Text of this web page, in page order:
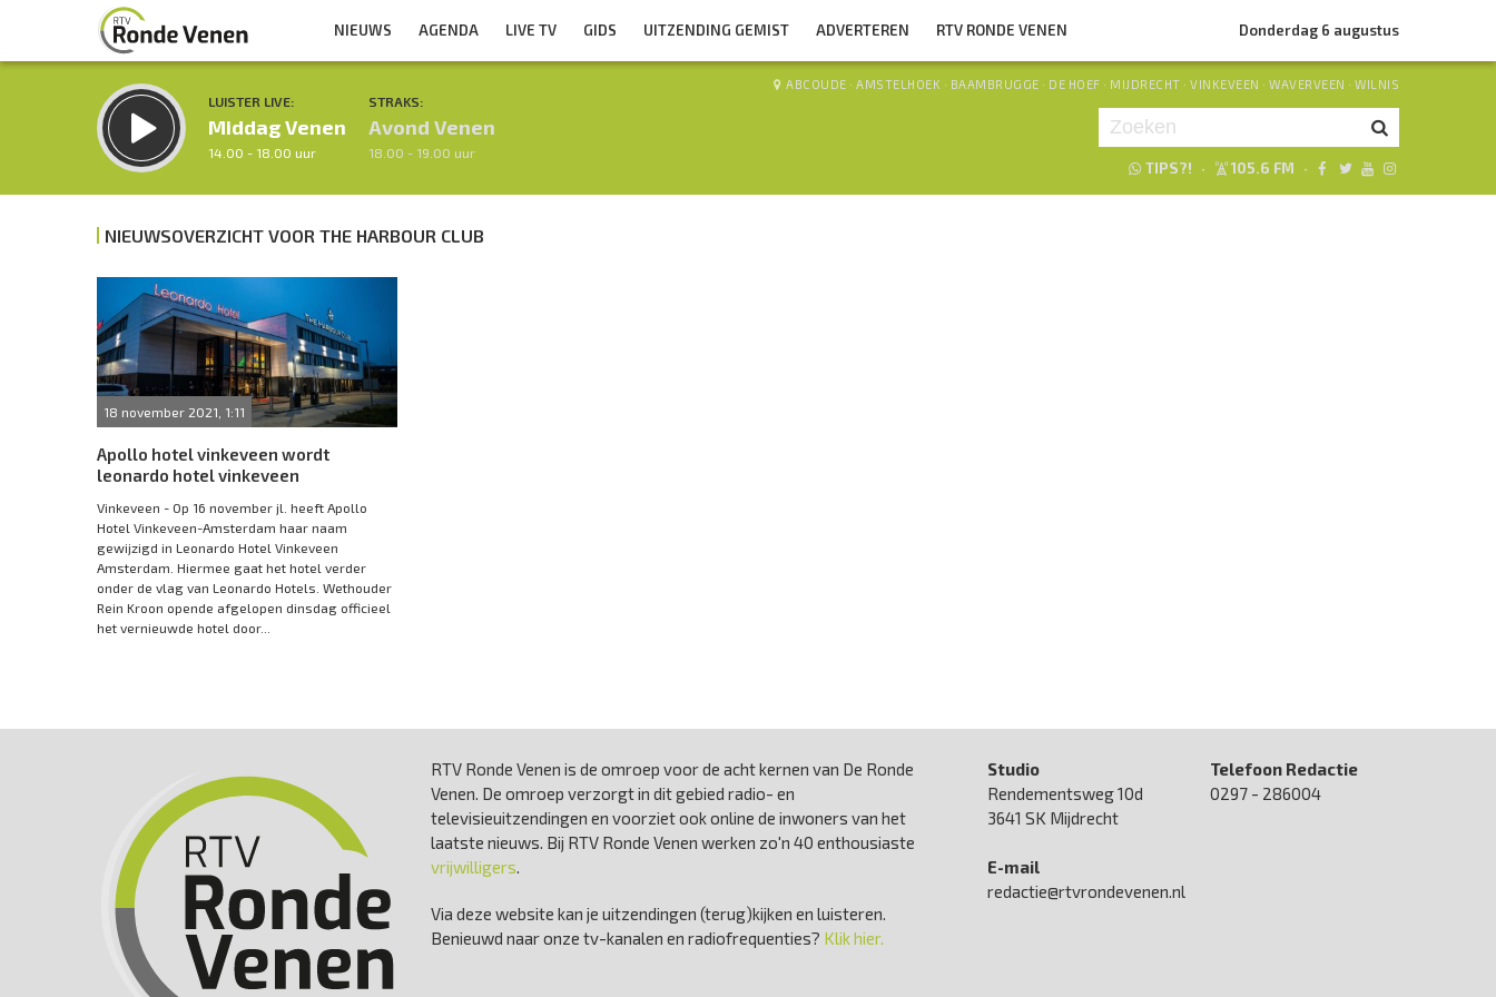
NIEUWS AGENDA LIVE TV GIDS UITZENDING GEMIST ADVERTEREN RTV RONDE VENEN Donderdag 6 augustus
LUISTER LIVE:
Middag Venen
14.00 - 18.00 uur
STRAKS:
Avond Venen
18.00 - 19.00 uur
ABCOUDE · AMSTELHOEK · BAAMBRUGGE · DE HOEF · MIJDRECHT · VINKEVEEN · WAVERVEEN · WILNIS
TIPS?! · 105.6 FM ·
Inklappen
NIEUWSOVERZICHT VOOR THE HARBOUR CLUB
18 november 2021, 1:11
Apollo hotel vinkeveen wordt
leonardo hotel vinkeveen
Vinkeveen - Op 16 november jl. heeft Apollo
Hotel Vinkeveen-Amsterdam haar naam
gewijzigd in Leonardo Hotel Vinkeveen
Amsterdam. Hiermee gaat het hotel verder
onder de vlag van Leonardo Hotels. Wethouder
Rein Kroon opende afgelopen dinsdag officieel
het vernieuwde hotel door...
RTV Ronde Venen is de omroep voor de acht kernen van De Ronde
Venen. De omroep verzorgt in dit gebied radio- en
televisieuitzendingen en voorziet ook online de inwoners van het
laatste nieuws. Bij RTV Ronde Venen werken zo'n 40 enthousiaste
vrijwilligers.
Via deze website kan je uitzendingen (terug)kijken en luisteren.
Benieuwd naar onze tv-kanalen en radiofrequenties? Klik hier.
Studio
Rendementsweg 10d
3641 SK Mijdrecht
E-mail
redactie@rtvrondevenen.nl
Telefoon Redactie
0297 - 286004